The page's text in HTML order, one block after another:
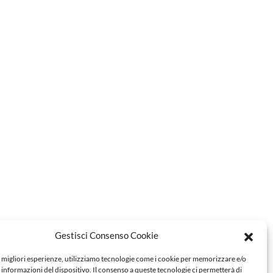
Gestisci Consenso Cookie
esperienze, utilizziamo tecnologie come i cookie per memorizzare e/o
informazioni del dispositivo. Il consenso a queste tecnologie ci permetterà di